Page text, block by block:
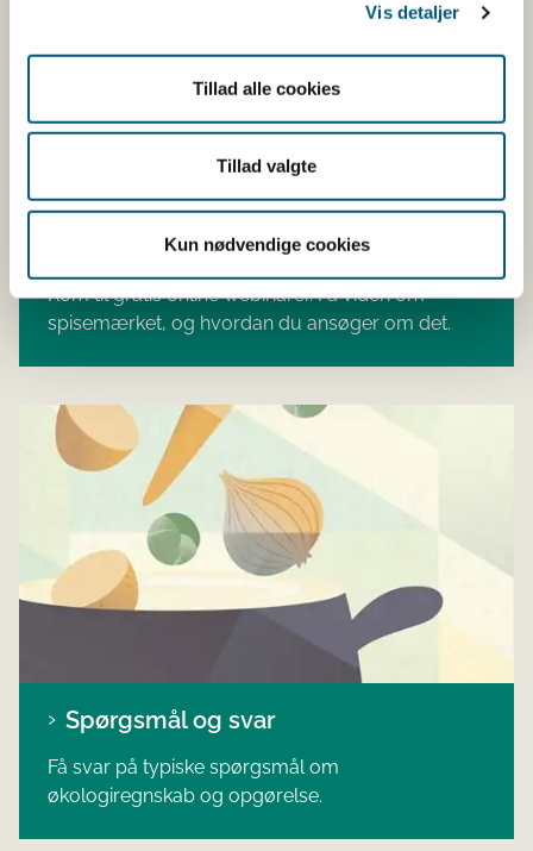
Vis detaljer
Tillad alle cookies
Tillad valgte
Kun nødvendige cookies
Gratis webinarer
Kom til gratis online webinarer. Få viden om
spisemærket, og hvordan du ansøger om det.
Spørgsmål og svar
Få svar på typiske spørgsmål om
økologiregnskab og opgørelse.